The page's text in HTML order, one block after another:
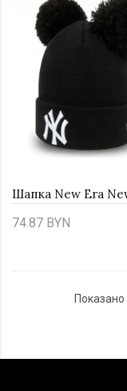
74.87 BYN
Показано